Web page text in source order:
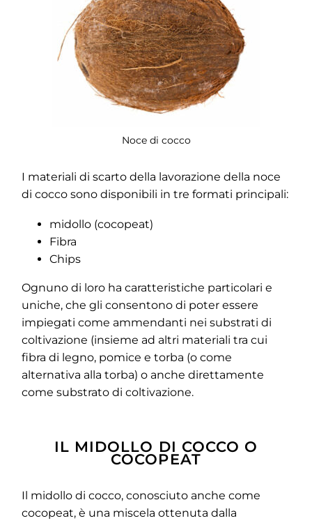
Noce di cocco
I materiali di scarto della lavorazione della noce
di cocco sono disponibili in tre formati principali:
midollo (cocopeat)
Fibra
Chips
Ognuno di loro ha caratteristiche particolari e
uniche, che gli consentono di poter essere
impiegati come ammendanti nei substrati di
coltivazione (insieme ad altri materiali tra cui
fibra di legno, pomice e torba (o come
alternativa alla torba) o anche direttamente
come substrato di coltivazione.
IL MIDOLLO DI COCCO O
COCOPEAT
Il midollo di cocco, conosciuto anche come
cocopeat, è una miscela ottenuta dalla